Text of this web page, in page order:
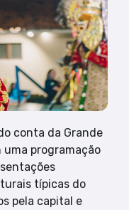
conta da Grande
uma programação
típicas do
pela capital e